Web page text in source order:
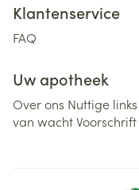
Klantenservice
FAQ
Uw apotheek
Over ons Nuttige links
van wachtVoorschrift